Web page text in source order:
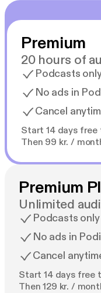
Con personajes
escenario
secretos. Es la
relax».
Caroline Roberts
«¡Una delicia
Sarah Morgan
Milly Johnson
«Sabio, cálido y
Heat
«¡Un rayo de sol
Laura Kemp
Premium
20 hours of
Podcasts
No ads in
Cancel
Start 14 days free
Then 99 kr. /
Premium
Unlimited
Podcasts
No ads in
Cancel
Start 14 days free
Then 129 kr. /